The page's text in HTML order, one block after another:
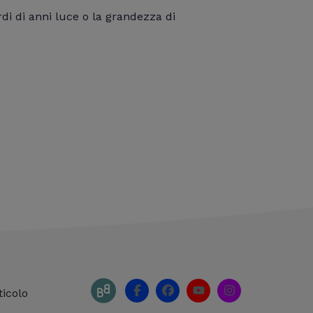
di anni luce o la grandezza di
F
a
c
F
a
c
Y
o
u
I
n
s